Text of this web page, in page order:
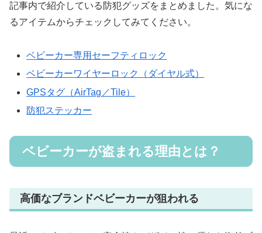
記事内で紹介している防犯グッズをまとめました。気にな
るアイテムからチェックしてみてください。
ベビーカー専用セーフティロック
ベビーカーワイヤーロック（ダイヤル式）
GPSタグ（AirTag／Tile）
防犯ステッカー
ベビーカーが盗まれる理由とは？
高価なブランドベビーカーが狙われる